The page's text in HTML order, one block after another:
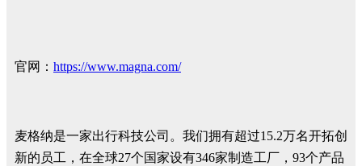
官网： https://www.magna.com/
麦格纳是一家出行科技公司。我们拥有超过15.2万名开拓创
新的员工，在全球27个国家设有346家制造工厂，93个产品